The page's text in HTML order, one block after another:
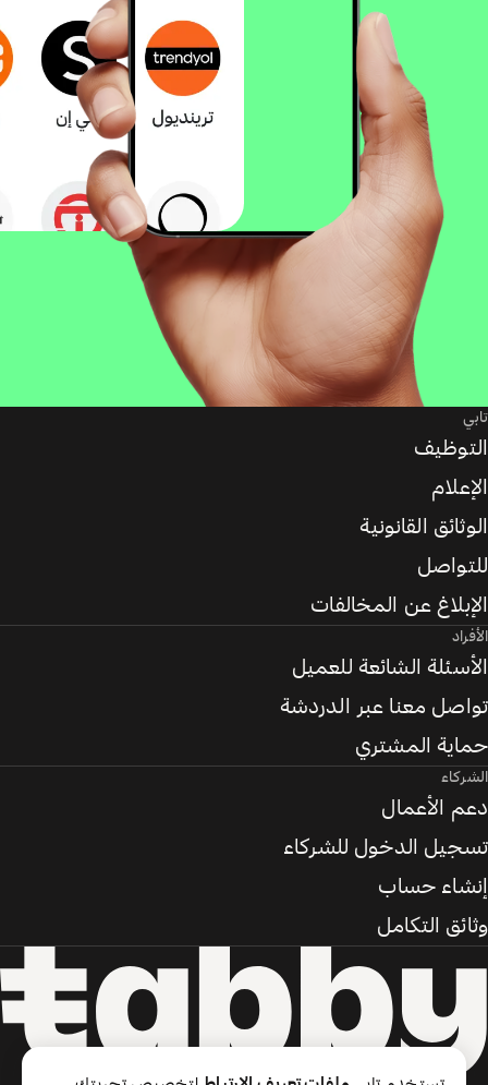
تابي
التوظيف
الإعلام
الوثائق القانونية
للتواصل
الإبلاغ عن المخالفات
الأفراد
الأسئلة الشائعة للعميل
تواصل معنا عبر الدردشة
حماية المشتري
الشركاء
دعم الأعمال
تسجيل الدخول للشركاء
إنشاء حساب
وثائق التكامل